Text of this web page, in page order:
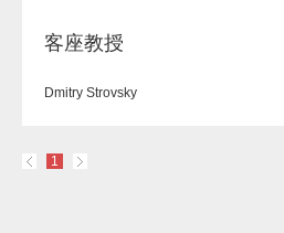
客座教授
Dmitry Strovsky
1